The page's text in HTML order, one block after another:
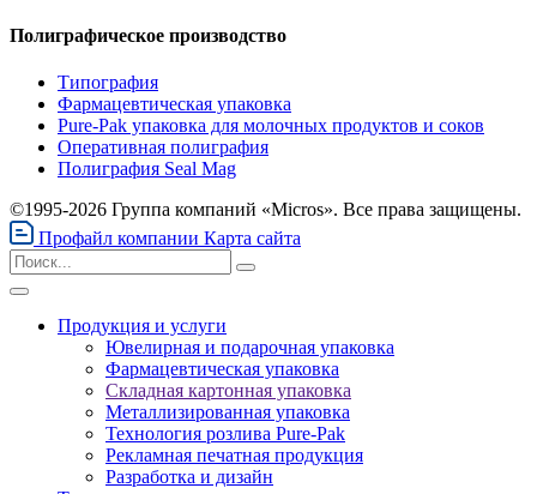
Полиграфическое производство
Типография
Фармацевтическая упаковка
Pure-Pak упаковка для молочных продуктов и соков
Оперативная полиграфия
Полиграфия Seal Mag
©1995-2026 Группа компаний «Micros». Все права защищены.
Профайл компании Карта сайта
Продукция и услуги
Ювелирная и подарочная упаковка
Фармацевтическая упаковка
Складная картонная упаковка
Металлизированная упаковка
Технология розлива Pure-Pak
Рекламная печатная продукция
Разработка и дизайн